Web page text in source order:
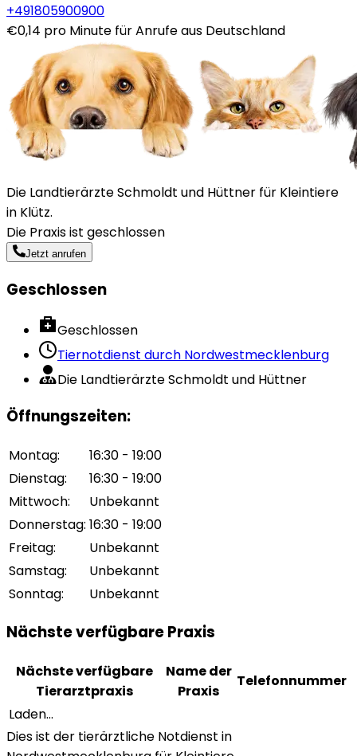
+491805900900
€0,14 pro Minute für Anrufe aus Deutschland
Die Landtierärzte Schmoldt und Hüttner für Kleintiere
in Klütz.
Die Praxis ist geschlossen
Jetzt anrufen
Geschlossen
Geschlossen
Tiernotdienst durch Nordwestmecklenburg
Die Landtierärzte Schmoldt und Hüttner
Öffnungszeiten:
Montag:
16:30 - 19:00
Dienstag:
16:30 - 19:00
Mittwoch:
Unbekannt
Donnerstag: 16:30 - 19:00
Freitag:
Unbekannt
Samstag:
Unbekannt
Sonntag: Unbekannt
Nächste verfügbare Praxis
Nächste verfügbare
Tierarztpraxis
Name der
Praxis
Telefonnummer
Laden...
Dies ist der tierärztliche Notdienst in